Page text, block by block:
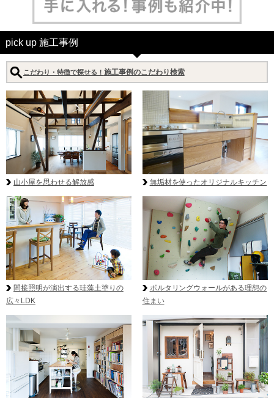
pick up 施工事例
こだわり・特徴で探せる！ 施工事例のこだわり検索
山小屋を思わせる解放感 無垢材を使ったオリジナルキッチン
間接照明が演出する珪藻土塗りの
広々LDK
ボルタリングウォールがある理想の
住まい